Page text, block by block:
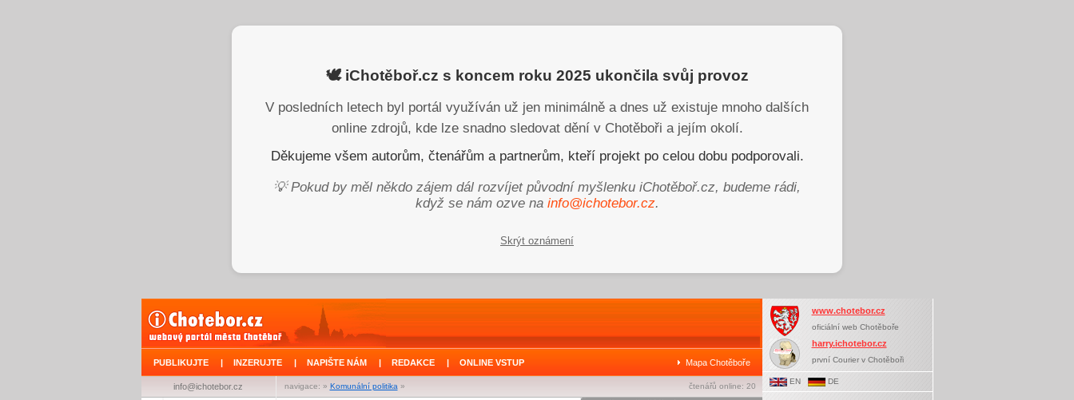
🕊️ iChotěboř.cz s koncem roku 2025 ukončila svůj provoz
V posledních letech byl portál využíván už jen minimálně a dnes už existuje mnoho dalších
online zdrojů, kde lze snadno sledovat dění v Chotěboři a jejím okolí.
Děkujeme všem autorům, čtenářům a partnerům, kteří projekt po celou dobu podporovali.
💡 Pokud by měl někdo zájem dál rozvíjet původní myšlenku iChotěboř.cz, budeme rádi,
když se nám ozve na info@ichotebor.cz.
Skrýt oznámení
PUBLIKUJTE | INZERUJTE | NAPIŠTE NÁM | REDAKCE | ONLINE VSTUP Mapa Chotěboře
navigace: » Komunální politika » čtenářů online: 20
info@ichotebor.cz
www.chotebor.cz
oficiální web Chotěboře
harry.ichotebor.cz
první Courier v Chotěboři
EN DE